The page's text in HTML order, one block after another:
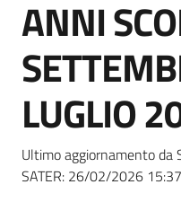
ANNI
LUGLIO
Ultimo aggiornamento da
SATER: 26/02/2026 15:37